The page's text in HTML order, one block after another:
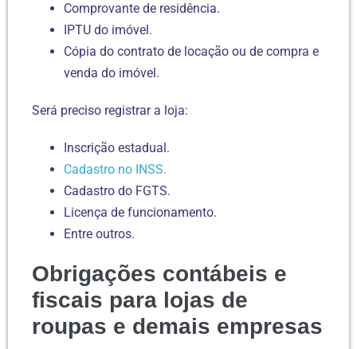
Comprovante de residência.
IPTU do imóvel.
Cópia do contrato de locação ou de compra e
venda do imóvel.
Será preciso registrar a loja:
Inscrição estadual.
Cadastro no INSS.
Cadastro do FGTS.
Licença de funcionamento.
Entre outros.
Obrigações contábeis e
fiscais para lojas de
roupas e demais empresas